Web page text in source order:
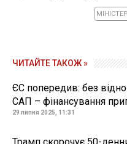
ЧИТАЙТЕ ТАКОЖ »
ЄС попередив: без
САП – фінансування
29 липня 2025, 11:31